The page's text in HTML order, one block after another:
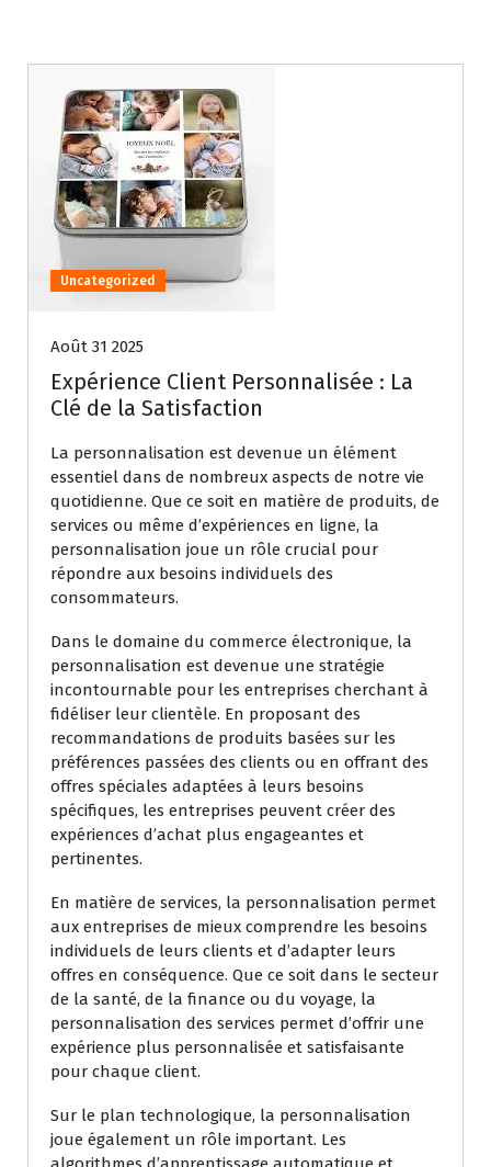
Uncategorized
Août 31 2025
Expérience Client Personnalisée : La
Clé de la Satisfaction
La personnalisation est devenue un élément
essentiel dans de nombreux aspects de notre vie
quotidienne. Que ce soit en matière de produits, de
services ou même d’expériences en ligne, la
personnalisation joue un rôle crucial pour
répondre aux besoins individuels des
consommateurs.
Dans le domaine du commerce électronique, la
personnalisation est devenue une stratégie
incontournable pour les entreprises cherchant à
fidéliser leur clientèle. En proposant des
recommandations de produits basées sur les
préférences passées des clients ou en offrant des
offres spéciales adaptées à leurs besoins
spécifiques, les entreprises peuvent créer des
expériences d’achat plus engageantes et
pertinentes.
En matière de services, la personnalisation permet
aux entreprises de mieux comprendre les besoins
individuels de leurs clients et d’adapter leurs
offres en conséquence. Que ce soit dans le secteur
de la santé, de la finance ou du voyage, la
personnalisation des services permet d’offrir une
expérience plus personnalisée et satisfaisante
pour chaque client.
Sur le plan technologique, la personnalisation
joue également un rôle important. Les